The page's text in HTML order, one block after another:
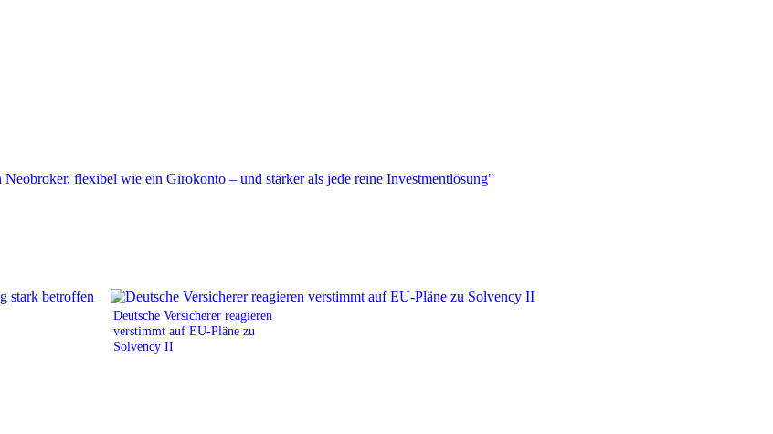
Deutsche Versicherer reagieren
verstimmt auf EU-Pläne zu
Solvency II